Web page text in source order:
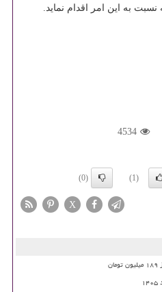
به این امر اقدام نماید.
4534
(1)
(0)
X